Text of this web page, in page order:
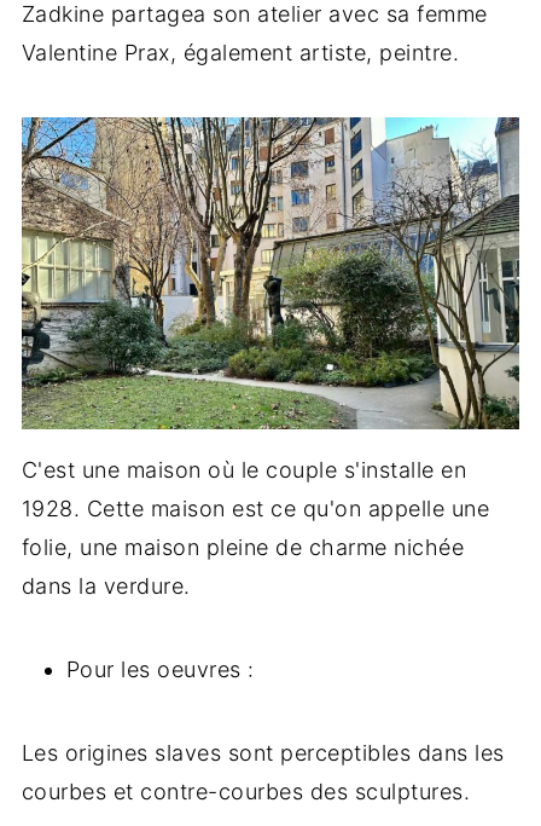
Zadkine partagea son atelier avec sa femme
Valentine Prax, également artiste, peintre.
C'est une maison où le couple s'installe en
1928. Cette maison est ce qu'on appelle une
folie, une maison pleine de charme nichée
dans la verdure.
Pour les oeuvres :
Les origines slaves sont perceptibles dans les
courbes et contre-courbes des sculptures.